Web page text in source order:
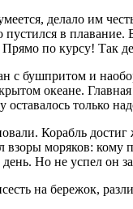
делало им
пустился в
по курсу! Так
с бушпритом и
океане.
только
Корабль
взоры моряков:
Но не успел он
на бережок,